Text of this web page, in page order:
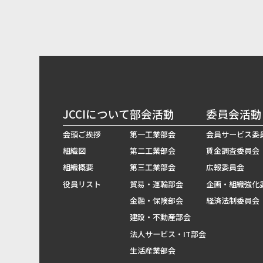
JCCIについて
会頭ご挨拶
組織図
組織概要
役員リスト
部会活動
第一工業部会
第二工業部会
第三工業部会
貿易・運輸部会
金融・保険部会
建設・不動産部会
法人サービス・IT部会
生活産業部会
委員会活動
会員サービス委
賃金調査委員会
広報委員会
企画・組織強化
経済法制委員会